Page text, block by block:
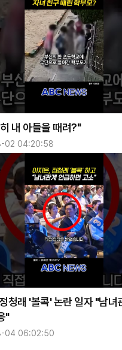
내 아들을 때려?"
02 04:20:58
청래 '볼콕' 논란 일자 "남녀
"
04 06:02:50